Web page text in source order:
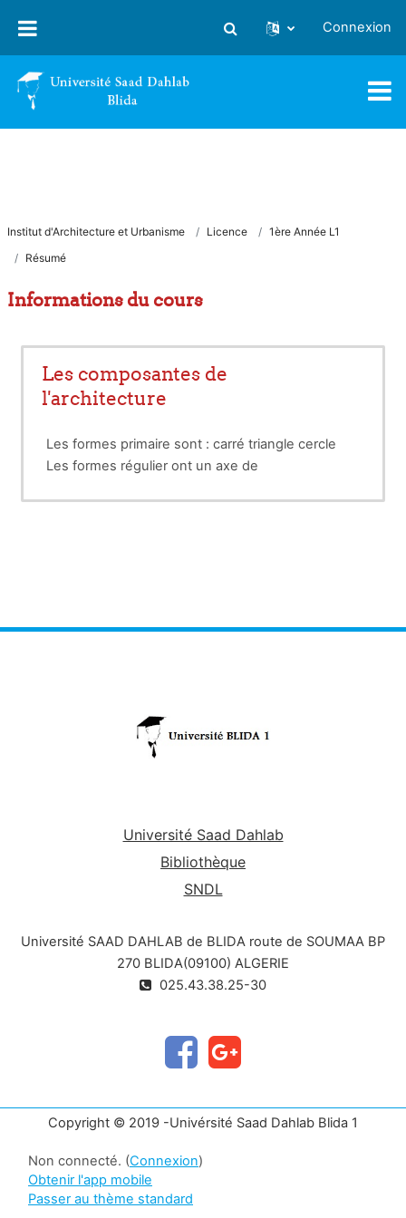
Activer/désactiver la saisie
Connexion
Institut d'Architecture et Urbanisme Licence
1ère Année L1
Résumé
Informations du cours
Les composantes de
l'architecture
Les formes primaire sont : carré triangle cercle
Les formes régulier ont un axe de
Université Saad Dahlab
Bibliothèque
SNDL
Université SAAD DAHLAB de BLIDA route de SOUMAA BP
270 BLIDA(09100) ALGERIE
025.43.38.25-30
Copyright © 2019 -Univérsité Saad Dahlab Blida 1
Non connecté. (Connexion)
Obtenir l'app mobile
Passer au thème standard